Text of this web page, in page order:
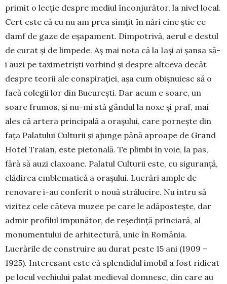
primit o lecție despre mediul înconjurător, la nivel local.
Cert este că eu nu am prea simțit în nări cine știe ce
damf de gaze de eșapament. Dimpotrivă, aerul e destul
de curat și de limpede. Aș mai nota că la Iași ai șansa să-
i auzi pe taximetriști vorbind și despre altceva decât
despre teorii ale conspirației, așa cum obișnuiesc să o
facă colegii lor din București. Dar acum e soare, un
soare frumos, și nu-mi stă gândul la noxe și praf, mai
ales că artera principală a orașului, care pornește din
fața Palatului Culturii și ajunge până aproape de Grand
Hotel Traian, este pietonală. Te plimbi în voie, la pas,
fără să auzi claxoane. Palatul Culturii este, cu siguranță,
clădirea emblematică a orașului. Lucrări ample de
renovare i-au conferit o nouă strălucire. Nu intru să
vizitez cele câteva muzee pe care le adăpostește, dar
admir profilul impunător, de reședință princiară, al
monumentului de arhitectură, unic în România.
Lucrările de construire au durat peste 15 ani (1909 –
1925). Interesant este că splendidul imobil a fost ridicat
pe locul vechiului palat medieval domnesc, din care au